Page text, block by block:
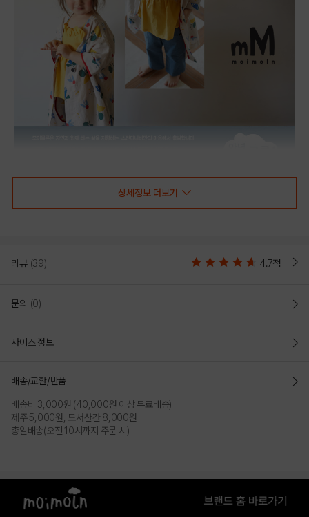
상세정보 더보기
리뷰 (39) 4.7점
문의 (0)
사이즈 정보
배송/교환/반품
배송비 3,000원 (40,000원 이상 무료배송)
제주 5,000원, 도서산간 8,000원
총알배송(오전 10시까지 주문 시)